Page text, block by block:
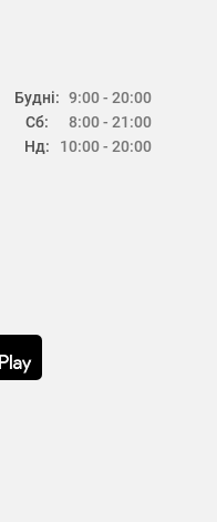
Будні:
Сб:
Нд:
9:00 - 20:00
8:00 - 21:00
10:00 - 20:00